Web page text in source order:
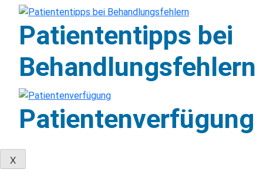
Patiententipps bei
Behandlungsfehlern
Patientenverfügung
X